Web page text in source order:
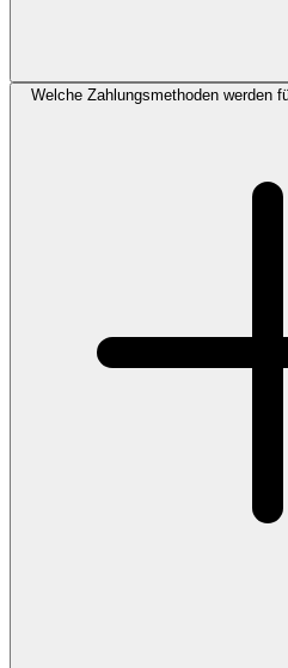
Welche Zahlungsmethoden werden